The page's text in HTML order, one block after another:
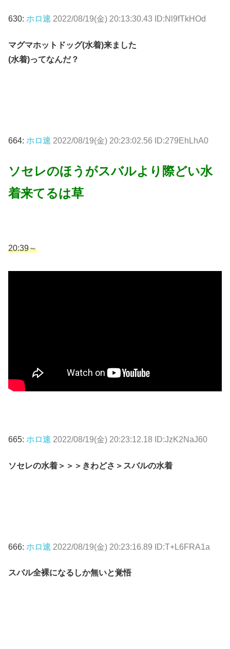
630: ホロ速 2022/08/19(金) 20:13:30.43 ID:Nl9fTkHOd
マグマホットドッグ(水着)来ました
(水着)ってなんだ？
664: ホロ速 2022/08/19(金) 20:23:02.56 ID:279EhLhA0
ソセレのほうがスバルより際どい水
着来てるは草
20:39～
665: ホロ速 2022/08/19(金) 20:23:12.18 ID:JzK2NaJ60
ソセレの水着＞＞＞きわどさ＞スバルの水着
666: ホロ速 2022/08/19(金) 20:23:16.89 ID:T+L6FRA1a
スバル全裸になるしか無いと覚悟